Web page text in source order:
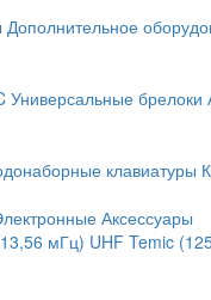
Дополнительное
Универсальные брелоки
клавиатуры
Аксессуары
мГц) UHF Temic